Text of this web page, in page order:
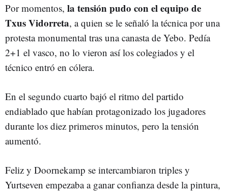
Por momentos, la tensión pudo con el equipo de
Txus Vidorreta, a quien se le señaló la técnica por una
protesta monumental tras una canasta de Yebo. Pedía
2+1 el vasco, no lo vieron así los colegiados y el
técnico entró en cólera.
En el segundo cuarto bajó el ritmo del partido
endiablado que habían protagonizado los jugadores
durante los diez primeros minutos, pero la tensión
aumentó.
Feliz y Doornekamp se intercambiaron triples y
Yurtseven empezaba a ganar confianza desde la pintura,